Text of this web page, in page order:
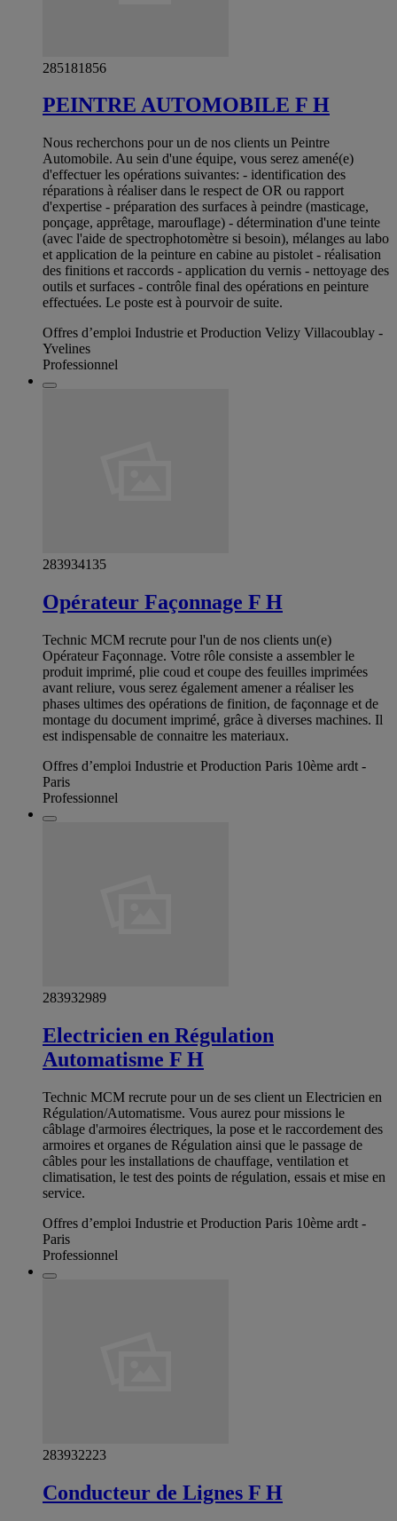
285181856
PEINTRE AUTOMOBILE F H
Nous recherchons pour un de nos clients un Peintre
Automobile. Au sein d'une équipe, vous serez amené(e)
d'effectuer les opérations suivantes: - identification des
réparations à réaliser dans le respect de OR ou rapport
d'expertise - préparation des surfaces à peindre (masticage,
ponçage, apprêtage, marouflage) - détermination d'une teinte
(avec l'aide de spectrophotomètre si besoin), mélanges au labo
et application de la peinture en cabine au pistolet - réalisation
des finitions et raccords - application du vernis - nettoyage des
outils et surfaces - contrôle final des opérations en peinture
effectuées. Le poste est à pourvoir de suite.
Offres d’emploi Industrie et Production Velizy Villacoublay -
Yvelines
Professionnel
283934135
Opérateur Façonnage F H
Technic MCM recrute pour l'un de nos clients un(e)
Opérateur Façonnage. Votre rôle consiste a assembler le
produit imprimé, plie coud et coupe des feuilles imprimées
avant reliure, vous serez également amener a réaliser les
phases ultimes des opérations de finition, de façonnage et de
montage du document imprimé, grâce à diverses machines. Il
est indispensable de connaitre les materiaux.
Offres d’emploi Industrie et Production Paris 10ème ardt -
Paris
Professionnel
283932989
Electricien en Régulation
Automatisme F H
Technic MCM recrute pour un de ses client un Electricien en
Régulation/Automatisme. Vous aurez pour missions le
câblage d'armoires électriques, la pose et le raccordement des
armoires et organes de Régulation ainsi que le passage de
câbles pour les installations de chauffage, ventilation et
climatisation, le test des points de régulation, essais et mise en
service.
Offres d’emploi Industrie et Production Paris 10ème ardt -
Paris
Professionnel
283932223
Conducteur de Lignes F H